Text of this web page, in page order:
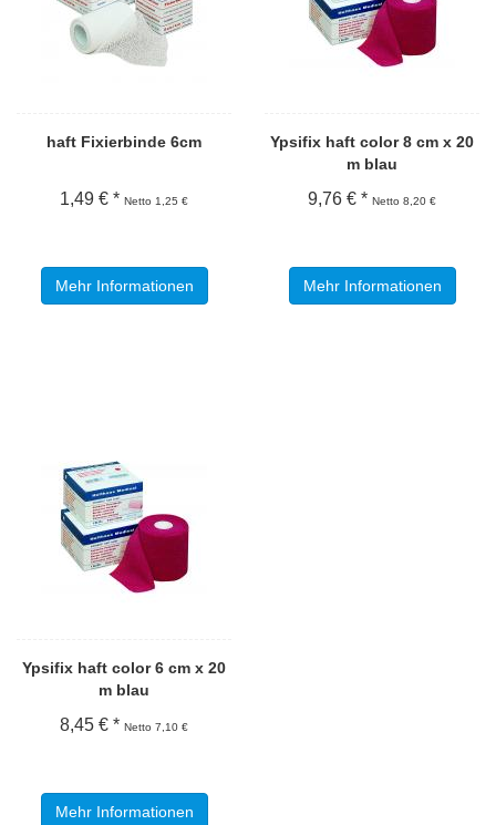
haft Fixierbinde 6cm
1,49 € * Netto 1,25 €
Mehr Informationen
Ypsifix haft color 8 cm x 20
m blau
9,76 € * Netto 8,20 €
Mehr Informationen
Ypsifix haft color 6 cm x 20
m blau
8,45 € * Netto 7,10 €
Mehr Informationen